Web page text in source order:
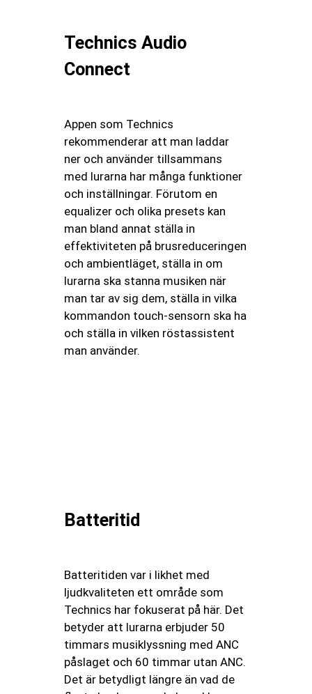
Technics Audio
Connect
Appen som Technics
rekommenderar att man laddar
ner och använder tillsammans
med lurarna har många funktioner
och inställningar. Förutom en
equalizer och olika presets kan
man bland annat ställa in
effektiviteten på brusreduceringen
och ambientläget, ställa in om
lurarna ska stanna musiken när
man tar av sig dem, ställa in vilka
kommandon touch-sensorn ska ha
och ställa in vilken röstassistent
man använder.
Batteritid
Batteritiden var i likhet med
ljudkvaliteten ett område som
Technics har fokuserat på här. Det
betyder att lurarna erbjuder 50
timmars musiklyssning med ANC
påslaget och 60 timmar utan ANC.
Det är betydligt längre än vad de